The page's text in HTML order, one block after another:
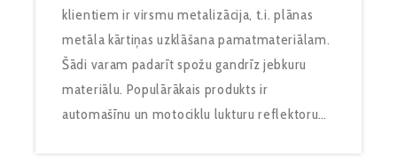
klientiem ir virsmu metalizācija, t.i. plānas
metāla kārtiņas uzklāšana pamatmateriālam.
Šādi varam padarīt spožu gandrīz jebkuru
materiālu. Populārākais produkts ir
automašīnu un motociklu lukturu reflektoru…